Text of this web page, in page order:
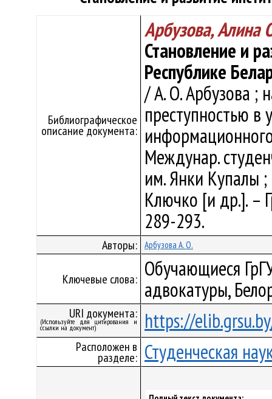
Библиографическое
описание документа:
Арбузова, Алина
Становление и
Республике
/ А. О. Арбузова ;
преступностью в
Междунар.
им. Янки Купалы ;
Ключко [и др.]. –
289-293.
Авторы: Арбузова А. О.
Ключевые слова: Обучающиеся
адвокатуры,
URI документа:
(Используйте для цитирования и
ссылки на документ) https://
Расположен в
разделе: Студенческая